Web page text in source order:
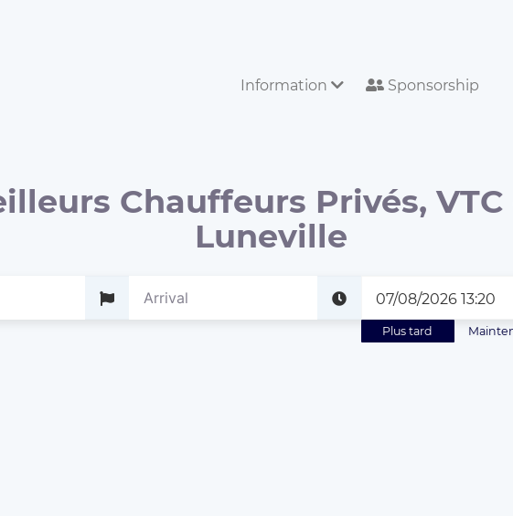
Information Sponsorship
Chauffeurs Privés, VTC
Luneville
Plus tard